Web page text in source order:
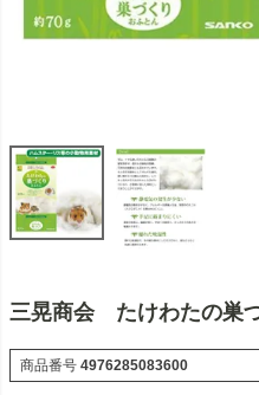
三晃商会 たけわたの巣
商品番号 4976285083600